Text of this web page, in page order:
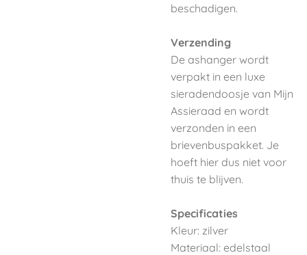
beschadigen.
Verzending
De ashanger wordt
verpakt in een luxe
sieradendoosje van Mijn
Assieraad en wordt
verzonden in een
brievenbuspakket. Je
hoeft hier dus niet voor
thuis te blijven.
Specificaties
Kleur: zilver
Materiaal: edelstaal